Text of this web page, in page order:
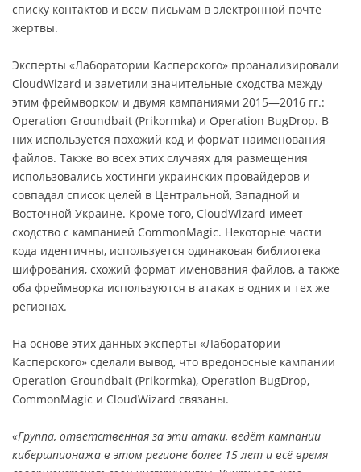
списку контактов и всем письмам в электронной почте
жертвы.
Эксперты «Лаборатории Касперского» проанализировали
CloudWizard и заметили значительные сходства между
этим фреймворком и двумя кампаниями 2015—2016 гг.:
Operation Groundbait (Prikormka) и Operation BugDrop. В
них используется похожий код и формат наименования
файлов. Также во всех этих случаях для размещения
использовались хостинги украинских провайдеров и
совпадал список целей в Центральной, Западной и
Восточной Украине. Кроме того, CloudWizard имеет
сходство с кампанией CommonMagic. Некоторые части
кода идентичны, используется одинаковая библиотека
шифрования, схожий формат именования файлов, а также
оба фреймворка используются в атаках в одних и тех же
регионах.
На основе этих данных эксперты «Лаборатории
Касперского» сделали вывод, что вредоносные кампании
Operation Groundbait (Prikormka), Operation BugDrop,
CommonMagic и CloudWizard связаны.
«Группа, ответственная за эти атаки, ведёт кампании
кибершпионажа в этом регионе более 15 лет и всё время